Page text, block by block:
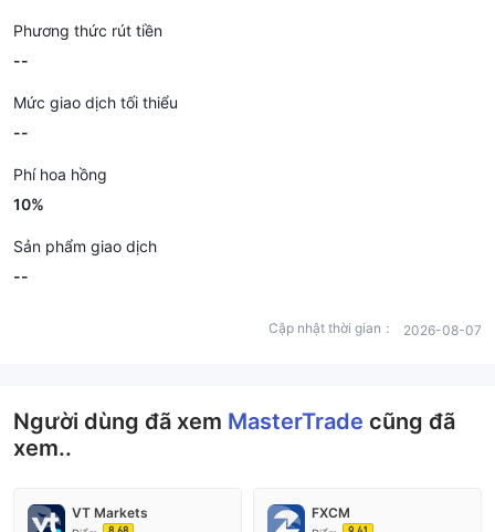
Phương thức rút tiền
--
Mức giao dịch tối thiểu
--
Phí hoa hồng
10%
Sản phẩm giao dịch
--
Cập nhật thời gian： 2026-08-07
Người dùng đã xem MasterTrade cũng đã
xem..
VT Markets FXCM